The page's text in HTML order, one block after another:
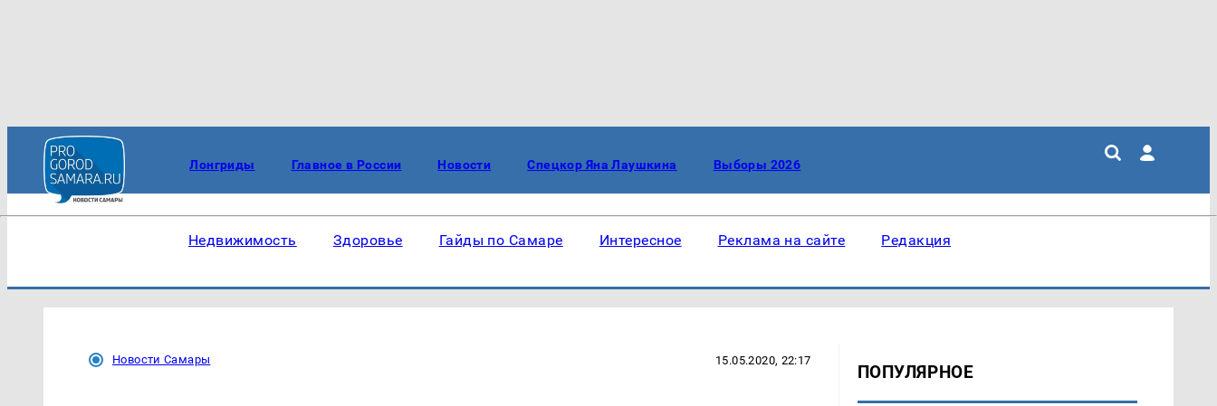
Лонгриды Главное в России Новости Спецкор Яна Лаушкина Выборы 2026
Недвижимость Здоровье Гайды по Самаре Интересное Реклама на сайте Редакция
Новости Самары 15.05.2020, 22:17
ПОПУЛЯРНОЕ